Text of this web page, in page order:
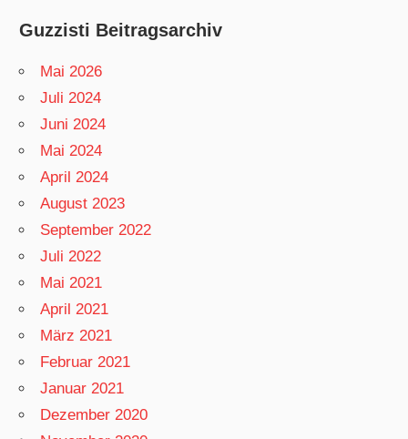
Guzzisti Beitragsarchiv
Mai 2026
Juli 2024
Juni 2024
Mai 2024
April 2024
August 2023
September 2022
Juli 2022
Mai 2021
April 2021
März 2021
Februar 2021
Januar 2021
Dezember 2020